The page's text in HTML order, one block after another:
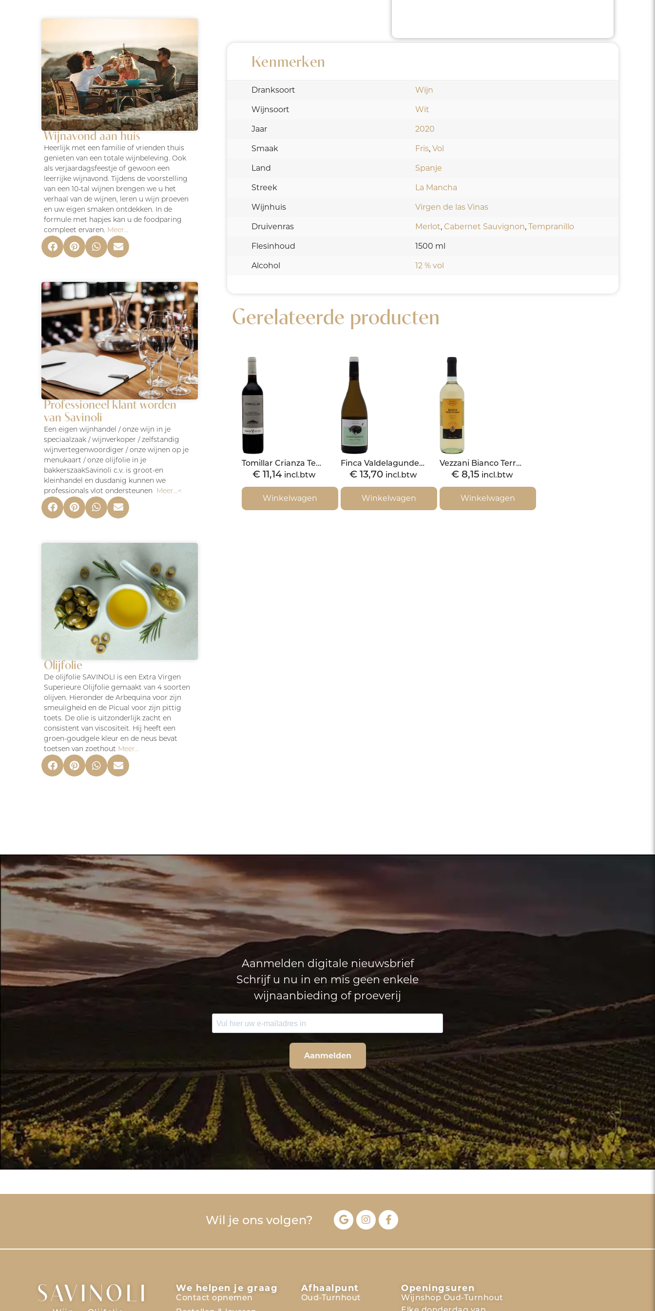
Wijnavond aan huis
Heerlijk met een familie of vrienden thuis
genieten van een totale wijnbeleving. Ook
als verjaardagsfeestje of gewoon een
leerrijke wijnavond. Tijdens de voorstelling
van een 10-tal wijnen brengen we u het
verhaal van de wijnen, leren u wijn proeven
en uw eigen smaken ontdekken. In de
formule met hapjes kan u de foodparing
compleet ervaren. Meer…
Professioneel klant worden
van Savinoli
Een eigen wijnhandel / onze wijn in je
speciaalzaak / wijnverkoper / zelfstandig
wijnvertegenwoordiger / onze wijnen op je
menukaart / onze olijfolie in je
bakkerszaakSavinoli c.v. is groot-en
kleinhandel en dusdanig kunnen we
professionals vlot ondersteunen
Meer…<
Olijfolie
De olijfolie SAVINOLI is een Extra Virgen
Superieure Olijfolie gemaakt van 4 soorten
olijven. Hieronder de Arbequina voor zijn
smeuiïgheid en de Picual voor zijn pittig
toets. De olie is uitzonderlijk zacht en
consistent van viscositeit. Hij heeft een
groen-goudgele kleur en de neus bevat
toetsen van zoethout Meer…
Kenmerken
Dranksoort Wijn
Wijnsoort Wit
Jaar 2020
Smaak Fris, Vol
Land Spanje
Streek La Mancha
Wijnhuis Virgen de las Vinas
Druivenras Merlot, Cabernet Sauvignon, Tempranillo
Flesinhoud 1500 ml
Alcohol 12 % vol
Gerelateerde producten
Tomillar Crianza Tempranillo 2016
€11,14 incl.btw
Winkelwagen
Finca Valdelagunde Cuveé Especial Verdejo 2019
€13,70 incl.btw
Winkelwagen
Vezzani Bianco Terre Siciliane IGT-2020
€8,15 incl.btw
Winkelwagen
Aanmelden digitale nieuwsbrief
Schrijf u nu in en mis geen enkele
wijnaanbieding of proeverij
Aanmelden
Wil je ons volgen?
SAVINOLI We helpen je graag
Contact opnemen
Afhaalpunt
Oud-Turnhout
Openingsuren
Wijnshop Oud-Turnhout